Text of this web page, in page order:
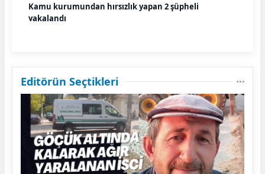
Kamu kurumundan hırsızlık yapan 2 şüpheli
yakalandı
Editörün Seçtikleri